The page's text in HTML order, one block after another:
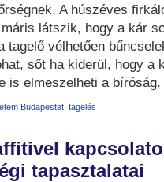
A húszéves
látszik, hogy a kár
tagelő vélhetően
sőt ha kiderül, hogy a
is elmeszelheti a bíróság.
Budapestet tagelés
tapasztalatai